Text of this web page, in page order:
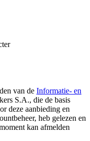
van de Informatie- en
S.A., die de basis
deze aanbieding en
heb gelezen en
kan afmelden